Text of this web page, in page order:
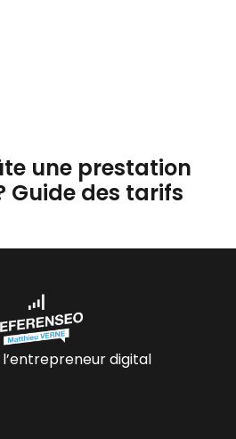
une prestation
Guide des tarifs
l’entrepreneur digital